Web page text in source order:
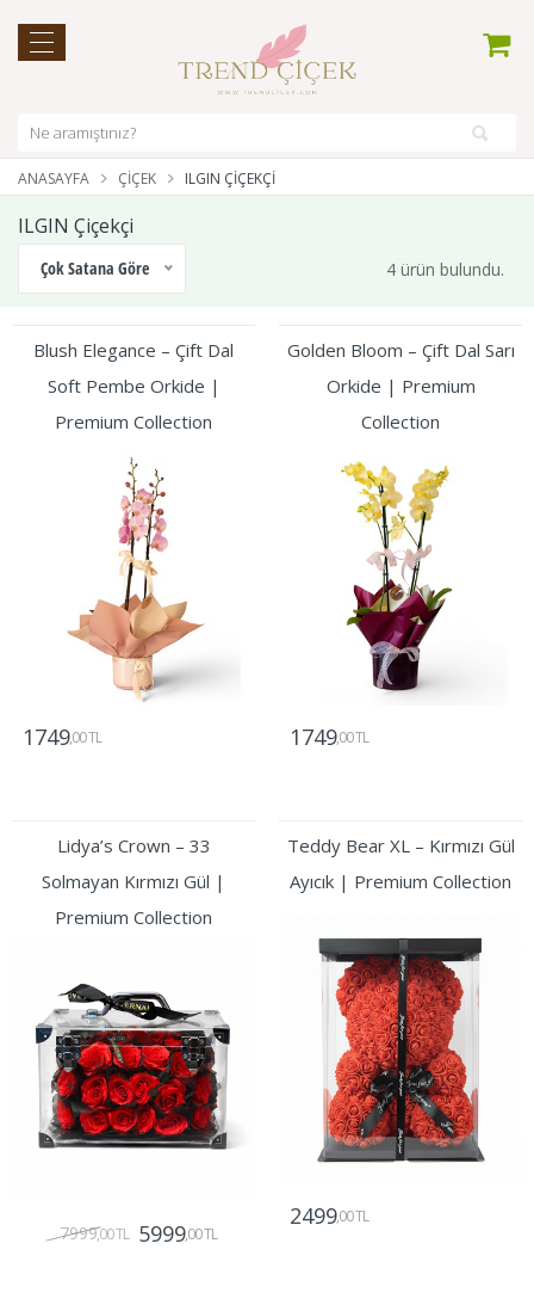
ANASAYFA ÇIÇEK ILGIN ÇIÇEKÇI
ILGIN Çiçekçi
Çok Satana Göre 4 ürün bulundu.
Blush Elegance – Çift Dal
Soft Pembe Orkide |
Premium Collection
1749,00 TL
Golden Bloom – Çift Dal Sarı
Orkide | Premium
Collection
1749,00 TL
Lidya’s Crown – 33
Solmayan Kırmızı Gül |
Premium Collection
7999,00 TL 5999,00 TL
Teddy Bear XL – Kırmızı Gül
Ayıcık | Premium Collection
2499,00 TL